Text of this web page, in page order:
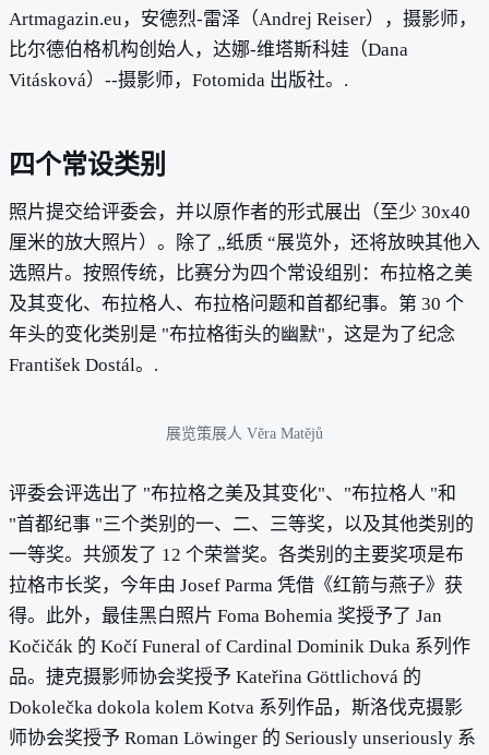
Artmagazin.eu，安德烈-雷泽（Andrej Reiser），摄影师，
比尔德伯格机构创始人，达娜-维塔斯科娃（Dana
Vitásková）--摄影师，Fotomida 出版社。.
四个常设类别
照片提交给评委会，并以原作者的形式展出（至少 30x40
厘米的放大照片）。除了 „纸质 “展览外，还将放映其他入
选照片。按照传统，比赛分为四个常设组别：布拉格之美
及其变化、布拉格人、布拉格问题和首都纪事。第 30 个
年头的变化类别是 "布拉格街头的幽默"，这是为了纪念
František Dostál。.
展览策展人 Věra Matějů
评委会评选出了 "布拉格之美及其变化"、"布拉格人 "和
"首都纪事 "三个类别的一、二、三等奖，以及其他类别的
一等奖。共颁发了 12 个荣誉奖。各类别的主要奖项是布
拉格市长奖，今年由 Josef Parma 凭借《红箭与燕子》获
得。此外，最佳黑白照片 Foma Bohemia 奖授予了 Jan
Kočičák 的 Kočí Funeral of Cardinal Dominik Duka 系列作
品。捷克摄影师协会奖授予 Kateřina Göttlichová 的
Dokolečka dokola kolem Kotva 系列作品，斯洛伐克摄影
师协会奖授予 Roman Löwinger 的 Seriously unseriously 系